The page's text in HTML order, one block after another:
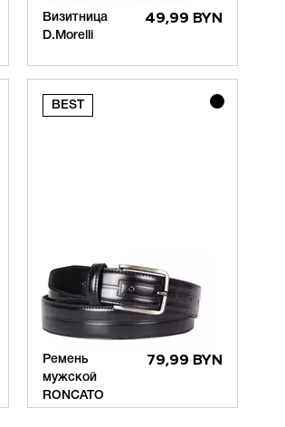
Визитница
D.Morelli
49,99 BYN
Ремень
мужской
79,99 BYN